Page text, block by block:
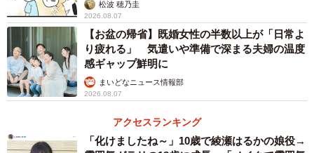
ちょうどその時は、うたが大好きなおばあちゃんが遊びに
来てくれていて、家族でその瞬間を見守ることができまし
た。言葉にするのは難しいのですが、あの時間にはたしか
に、家族の愛のようなものがあふれていたように感じてい
ます」
松波 穂乃圭
2026.08.07
【お盆の帰省】既婚女性の半数以上が「日常よ
り疲れる」 気遣いや準備で深まる夫婦の温度
感ギャップ鮮明に
まいどなニュース情報部
2026.08.07
アクセスランキング
「化けましたね～」10歳で綾瀬はるかの娘役→